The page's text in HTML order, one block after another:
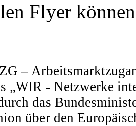
Flyer
–
„WIR - Netzwerke
das
über den